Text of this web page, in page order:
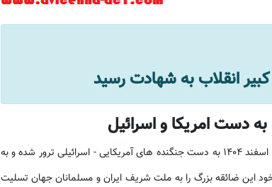
انقلاب به شهادت رسید
به دست امریکا و اسرائیل
رهبر کبیر انقلاب حضرت آیت الله خامنه ای در تاریخ 9 اسفند 1404 به دست جنگنده های آمریکایی - اسرائیلی ترور شده و به
این ضائقه بزرگ را به ملت شریف ایران و مسلمانان جهان تسلیت